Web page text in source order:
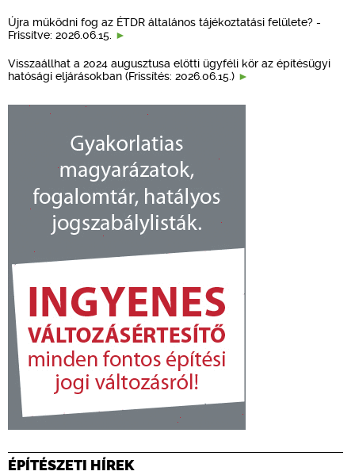
Újra működni fog az ÉTDR általános tájékoztatási felülete? -
Frissítve: 2026.06.15.
Visszaállhat a 2024 augusztusa előtti ügyféli kör az építésügyi
hatósági eljárásokban (Frissítés: 2026.06.15.)
ÉPÍTÉSZETI HÍREK